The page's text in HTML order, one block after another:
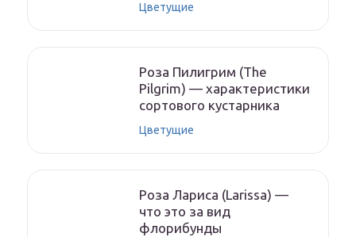
Цветущие
Роза Пилигрим (The
Pilgrim) — характеристики
сортового кустарника
Цветущие
Роза Лариса (Larissa) —
что это за вид
флорибунды